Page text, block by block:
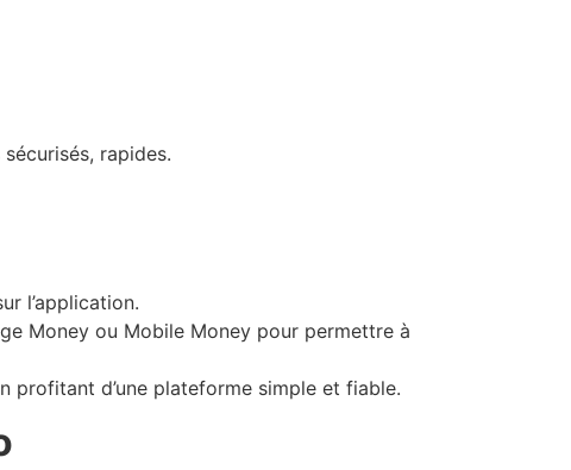
rapides.
l’application.
Money ou Mobile Money pour permettre à
profitant d’une plateforme simple et fiable.